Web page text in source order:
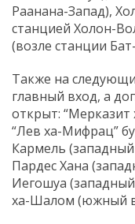
Раанана-Запад),
станцией Холон-
(возле станции
Также на
главный вход, а
открыт:
“Лев ха-Мифрац”
Кармель
Пардес Хана
Иегошуа
ха-Шалом (южный